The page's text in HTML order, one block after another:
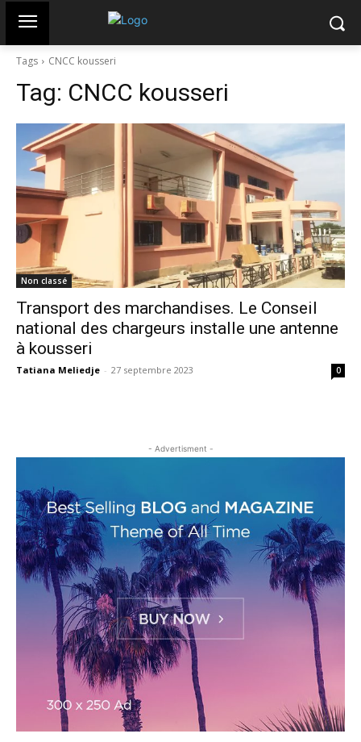
Tags CNCC kousseri
Tag: CNCC kousseri
Non classé
Transport des marchandises. Le Conseil
national des chargeurs installe une antenne
à kousseri
Tatiana Meliedje - 27 septembre 2023 0
- Advertisment -